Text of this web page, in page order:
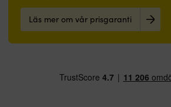
Läs mer om vår prisgaranti